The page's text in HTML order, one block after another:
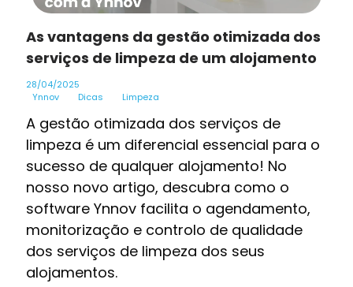
As vantagens da gestão otimizada dos
serviços de limpeza de um alojamento
28/04/2025
Ynnov
Dicas Limpeza
A gestão otimizada dos serviços de
limpeza é um diferencial essencial para o
sucesso de qualquer alojamento! No
nosso novo artigo, descubra como o
software Ynnov facilita o agendamento,
monitorização e controlo de qualidade
dos serviços de limpeza dos seus
alojamentos.